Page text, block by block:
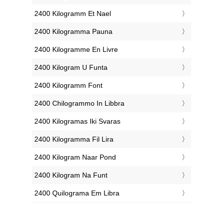
‎2400 Kilogramm Et Nael
‎2400 Kilogramma Pauna
‎2400 Kilogramme En Livre
‎2400 Kilogram U Funta
‎2400 Kilogramm Font
‎2400 Chilogrammo In Libbra
‎2400 Kilogramas Iki Svaras
‎2400 Kilogramma Fil Lira
‎2400 Kilogram Naar Pond
‎2400 Kilogram Na Funt
‎2400 Quilograma Em Libra